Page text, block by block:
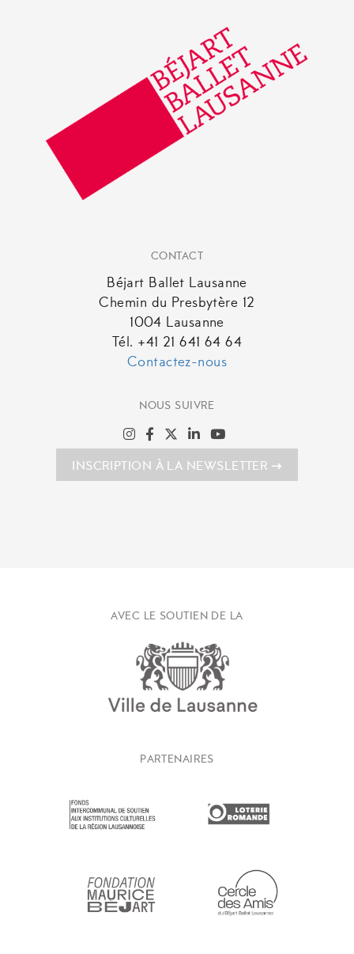
CONTACT
Béjart Ballet Lausanne
Chemin du Presbytère 12
1004 Lausanne
Tél. +41 21 641 64 64
Contactez-nous
NOUS SUIVRE
INSCRIPTION À LA NEWSLETTER
AVEC LE SOUTIEN DE LA
PARTENAIRES